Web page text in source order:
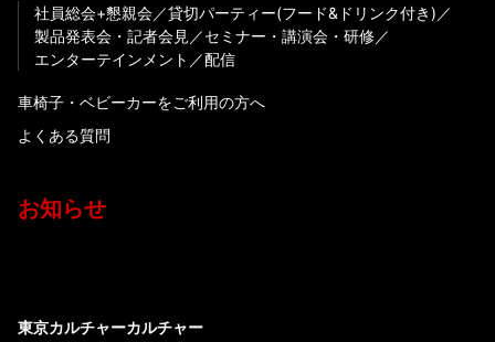
社員総会+懇親会
貸切パーティー(フード&ドリンク付き)
製品発表会・記者会見
セミナー・講演会・研修
エンターテインメント
配信
車椅子・ベビーカーをご利用の方へ
よくある質問
お知らせ
東京カルチャーカルチャー